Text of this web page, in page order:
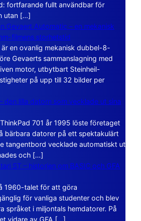
fortfarande fullt användbar för
utan […]
Gevaert Automatic – en mekanisk
filmens storhetstid
en ovanlig mekanisk dubbel-8-
Gevaerts sammanslagning med
motor, utbytbart Steinheil-
på upp till 32 bilder per
den lilla datorn som vecklade ut sina
701 år 1995 löste företaget
bärbara datorer på ett spektakulärt
tangentbord vecklade automatiskt ut
och […]
ST – historien om BASIC och GFA
1960-talet för att göra
för vanliga studenter och blev
språket i miljontals hemdatorer. På